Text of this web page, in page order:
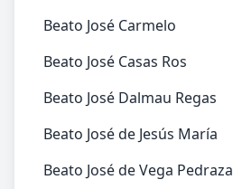
Beato José Carmelo
Beato José Casas Ros
Beato José Dalmau Regas
Beato José de Jesús María
Beato José de Vega Pedraza